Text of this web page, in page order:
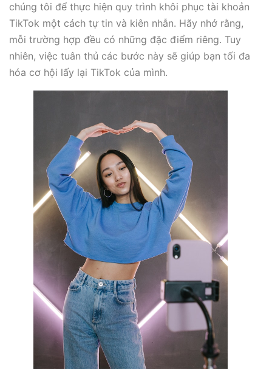
chúng tôi để thực hiện quy trình khôi phục tài khoản
TikTok một cách tự tin và kiên nhẫn. Hãy nhớ rằng,
mỗi trường hợp đều có những đặc điểm riêng. Tuy
nhiên, việc tuân thủ các bước này sẽ giúp bạn tối đa
hóa cơ hội lấy lại TikTok của mình.